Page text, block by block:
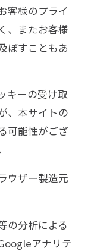
客様のプライ
、またお客様
ぼすこともあ
キーの受け取
、本サイトの
可能性がござ
ウザー製造元
の分析による
アナリテ